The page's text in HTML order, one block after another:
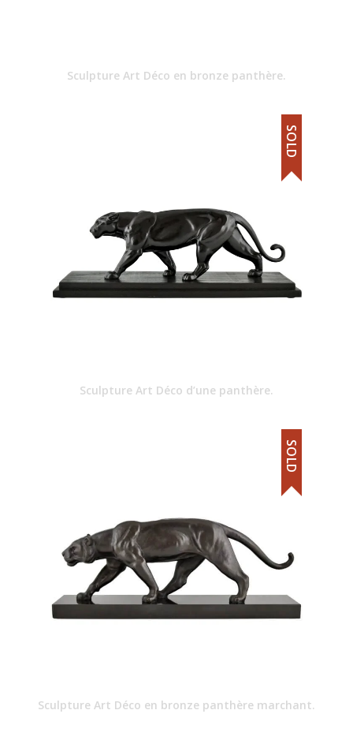
Sculpture Art Déco en bronze panthère.
Sculpture Art Déco d’une panthère.
SOLD
Sculpture Art Déco en bronze panthère marchant.
SOLD